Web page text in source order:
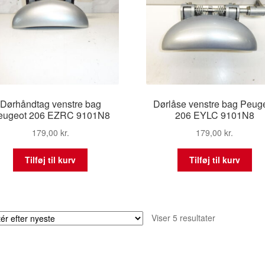
Dørhåndtag venstre bag
206 EZRC 9101N8
179,00 kr.
Tilføj til kurv
Dørlåse venstre bag
206 EYLC 9101N8
179,00kr.
Tilføj til kurv
Viser 5 resultaterSorteret